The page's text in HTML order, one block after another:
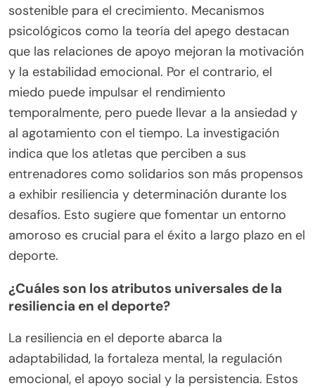
sostenible para el crecimiento. Mecanismos
psicológicos como la teoría del apego destacan
que las relaciones de apoyo mejoran la motivación
y la estabilidad emocional. Por el contrario, el
miedo puede impulsar el rendimiento
temporalmente, pero puede llevar a la ansiedad y
al agotamiento con el tiempo. La investigación
indica que los atletas que perciben a sus
entrenadores como solidarios son más propensos
a exhibir resiliencia y determinación durante los
desafíos. Esto sugiere que fomentar un entorno
amoroso es crucial para el éxito a largo plazo en el
deporte.
¿Cuáles son los atributos universales de la
resiliencia en el deporte?
La resiliencia en el deporte abarca la
adaptabilidad, la fortaleza mental, la regulación
emocional, el apoyo social y la persistencia. Estos